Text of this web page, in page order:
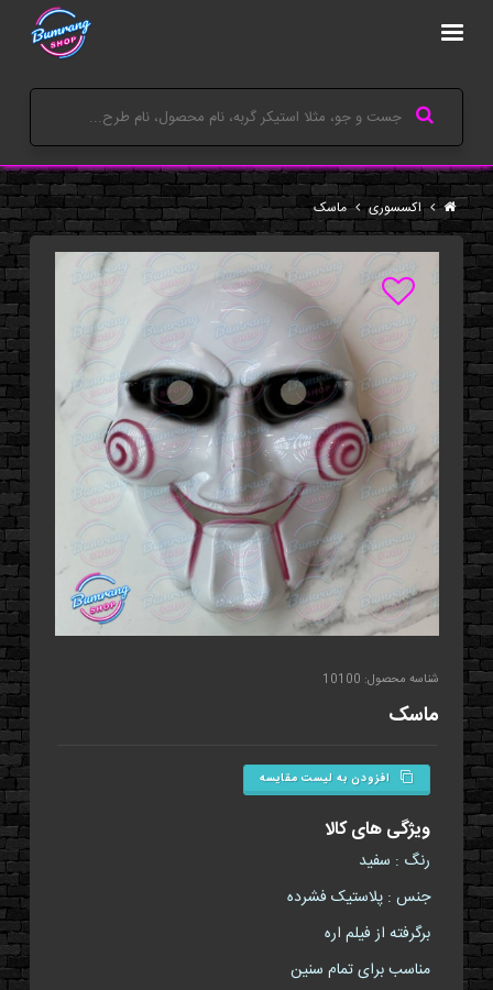
اکسسوری ماسک
شناسه محصول: 10100
ماسک
افزودن به لیست مقایسه
ویژگی های کالا
رنگ : سفید
جنس : پلاستیک فشرده
برگرفته از فیلم اره
مناسب برای تمام سنین